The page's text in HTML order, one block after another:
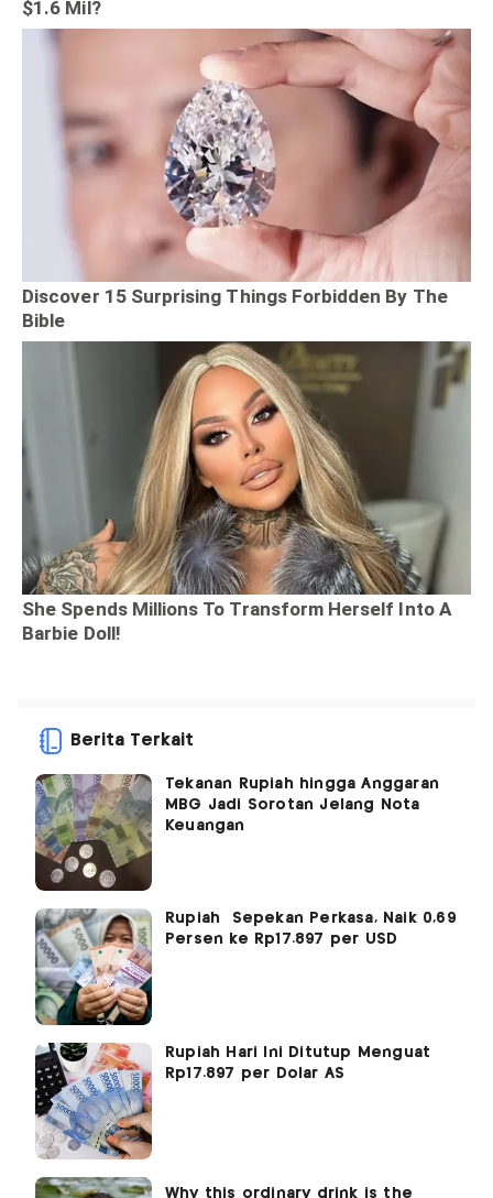
Berita Terkait
Tekanan Rupiah hingga Anggaran
MBG Jadi Sorotan Jelang Nota
Keuangan
Rupiah Sepekan Perkasa, Naik 0,69
Persen ke Rp17.897 per USD
Rupiah Hari Ini Ditutup Menguat
Rp17.897 per Dolar AS